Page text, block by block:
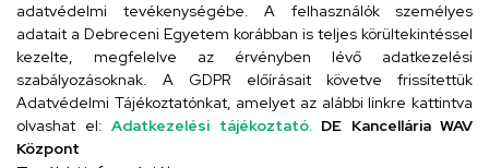
UD telefonkönyv
Titkárság
adatvédelmi tevékenységébe. A felhasználók személyes
adatait a Debreceni Egyetem korábban is teljes körültekintéssel
kezelte, megfelelve az érvényben lévő adatkezelési
szabályozásoknak. A GDPR előírásait követve frissítettük
Adatvédelmi Tájékoztatónkat, amelyet az alábbi linkre kattintva
olvashat el: Adatkezelési tájékoztató. DE Kancellária WAV
Központ